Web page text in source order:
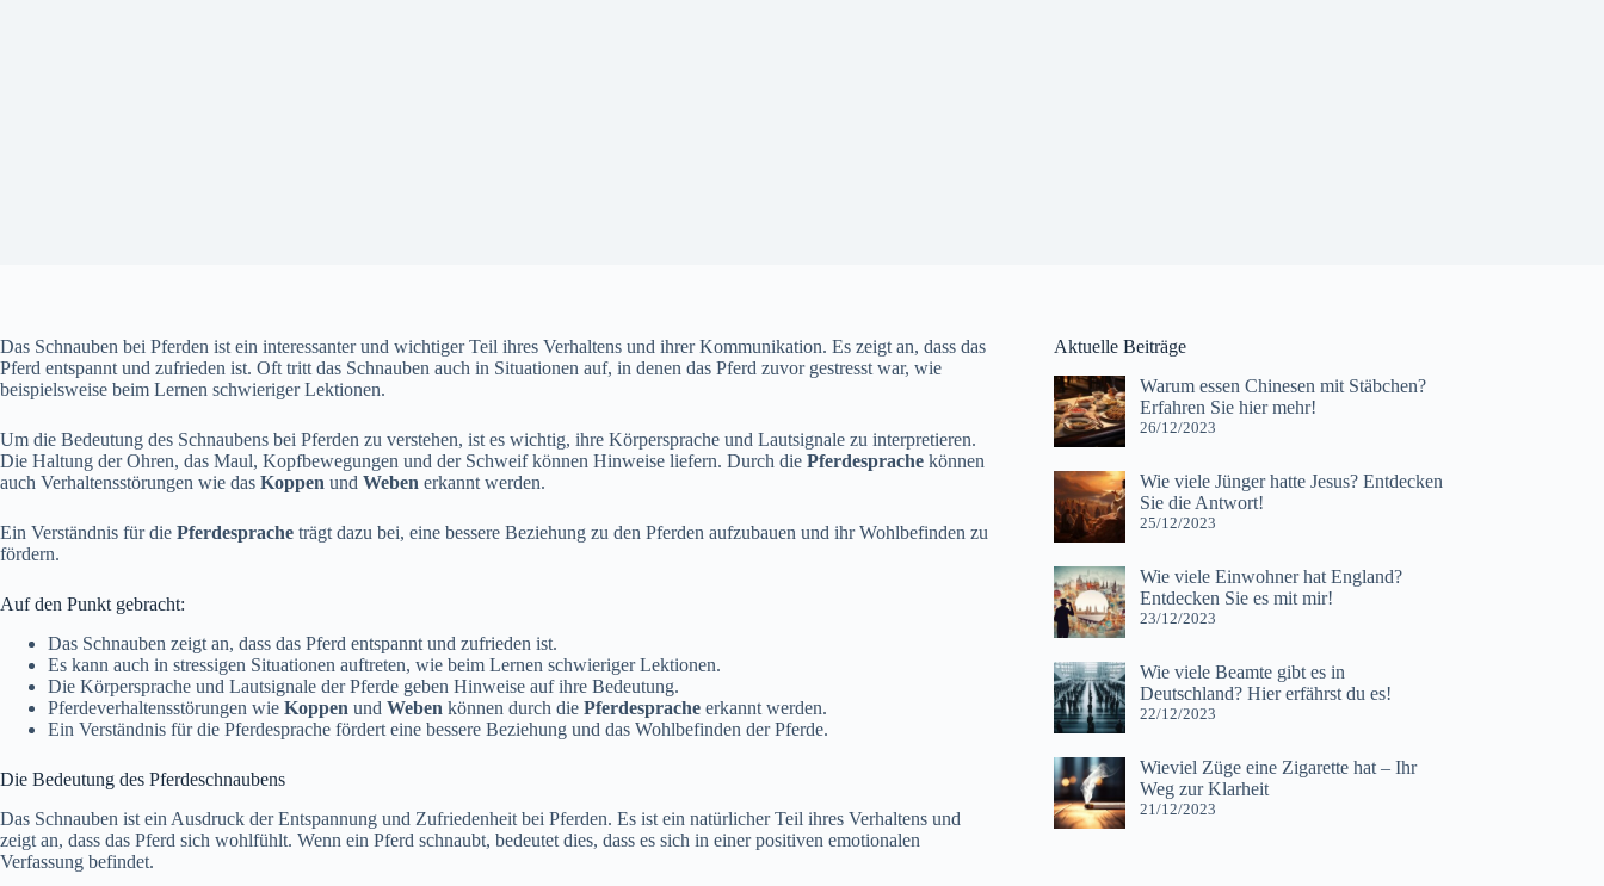
Das Schnauben bei Pferden ist ein interessanter und wichtiger Teil ihres Verhaltens und ihrer Kommunikation. Es zeigt an, dass das
Pferd entspannt und zufrieden ist. Oft tritt das Schnauben auch in Situationen auf, in denen das Pferd zuvor gestresst war, wie
beispielsweise beim Lernen schwieriger Lektionen.
Um die Bedeutung des Schnaubens bei Pferden zu verstehen, ist es wichtig, ihre Körpersprache und Lautsignale zu interpretieren.
Die Haltung der Ohren, das Maul, Kopfbewegungen und der Schweif können Hinweise liefern. Durch die Pferdesprache können
auch Verhaltensstörungen wie das Koppen und Weben erkannt werden.
Ein Verständnis für die Pferdesprache trägt dazu bei, eine bessere Beziehung zu den Pferden aufzubauen und ihr Wohlbefinden zu
fördern.
Auf den Punkt gebracht:
Das Schnauben zeigt an, dass das Pferd entspannt und zufrieden ist.
Es kann auch in stressigen Situationen auftreten, wie beim Lernen schwieriger Lektionen.
Die Körpersprache und Lautsignale der Pferde geben Hinweise auf ihre Bedeutung.
Pferdeverhaltensstörungen wie Koppen und Weben können durch die Pferdesprache erkannt werden.
Ein Verständnis für die Pferdesprache fördert eine bessere Beziehung und das Wohlbefinden der Pferde.
Die Bedeutung des Pferdeschnaubens
Das Schnauben ist ein Ausdruck der Entspannung und Zufriedenheit bei Pferden. Es ist ein natürlicher Teil ihres Verhaltens und
zeigt an, dass das Pferd sich wohlfühlt. Wenn ein Pferd schnaubt, bedeutet dies, dass es sich in einer positiven emotionalen
Verfassung befindet.
Aktuelle Beiträge
Warum essen Chinesen mit Stäbchen?
Erfahren Sie hier mehr!
26/12/2023
Wie viele Jünger hatte Jesus? Entdecken
Sie die Antwort!
25/12/2023
Wie viele Einwohner hat England?
Entdecken Sie es mit mir!
23/12/2023
Wie viele Beamte gibt es in
Deutschland? Hier erfährst du es!
22/12/2023
Wieviel Züge eine Zigarette hat – Ihr
Weg zur Klarheit
21/12/2023